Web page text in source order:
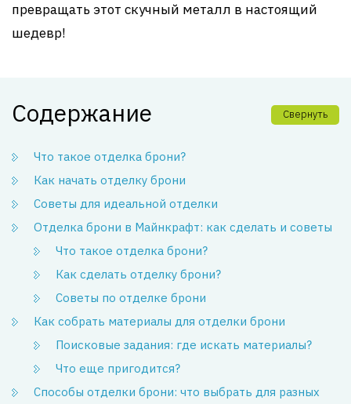
превращать этот скучный металл в настоящий
шедевр!
Содержание Свернуть
Что такое отделка брони?
Как начать отделку брони
Советы для идеальной отделки
Отделка брони в Майнкрафт: как сделать и советы
Что такое отделка брони?
Как сделать отделку брони?
Советы по отделке брони
Как собрать материалы для отделки брони
Поисковые задания: где искать материалы?
Что еще пригодится?
Способы отделки брони: что выбрать для разных